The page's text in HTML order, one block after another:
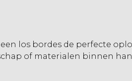
los bordes de perfecte
of materialen binnen